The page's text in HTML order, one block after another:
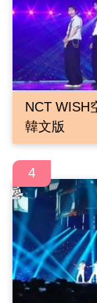
NCT WISH
韓文版
4